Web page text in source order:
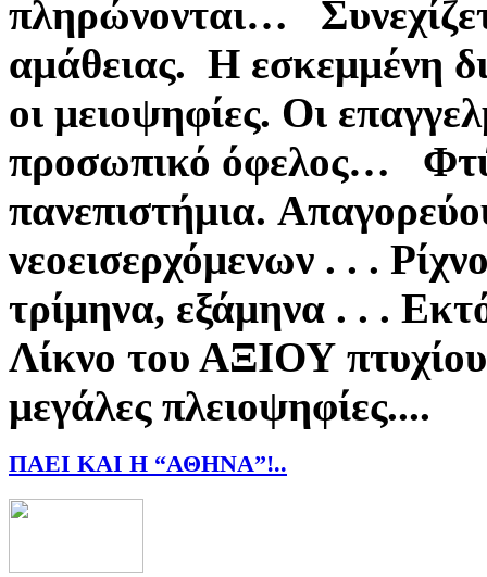
πληρώνονται…
αμάθειας. Η εσκεμμένη
οι μειοψηφίες. Οι
προσωπικό όφελος…
πανεπιστήμια.
νεοεισερχόμενων . . .
τρίμηνα, εξάμηνα . . .
Λίκνο του ΑΞΙΟΥ
μεγάλες πλειοψηφίες....
ΠΑΕΙ ΚΑΙ Η “ΑΘΗΝΑ”!..